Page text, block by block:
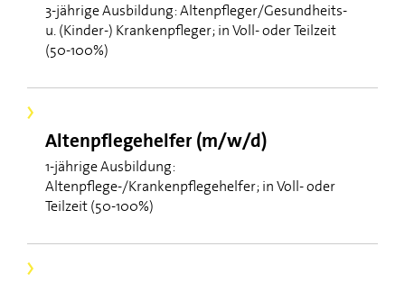
3-jährige Ausbildung: Altenpfleger/Gesundheits-
u. (Kinder-) Krankenpfleger; in Voll- oder Teilzeit
(50-100%)
Altenpflegehelfer (m/w/d)
1-jährige Ausbildung:
Altenpflege-/Krankenpflegehelfer; in Voll- oder
Teilzeit (50-100%)